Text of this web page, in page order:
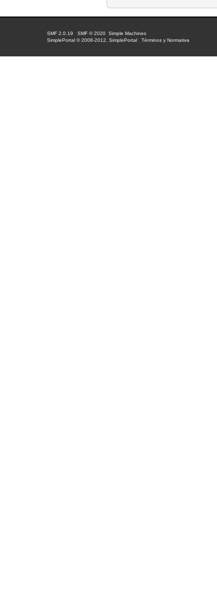
SMF 2.0.19 |SMF © 2020 ,Simple Machines
SimplePortal © 2008-2012, SimplePortal |Términos y Normativa